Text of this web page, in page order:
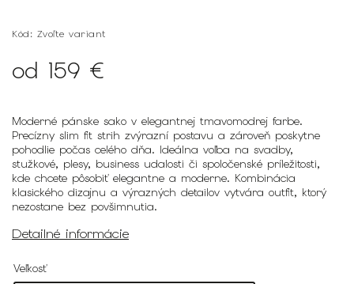
Kód: Zvoľte variant
od 159 €
Moderné pánske sako v elegantnej tmavomodrej farbe.
Precízny slim fit strih zvýrazní postavu a zároveň poskytne
pohodlie počas celého dňa. Ideálna voľba na svadby,
stužkové, plesy, business udalosti či spoločenské príležitosti,
kde chcete pôsobiť elegantne a moderne. Kombinácia
klasického dizajnu a výrazných detailov vytvára outfit, ktorý
nezostane bez povšimnutia.
Detailné informácie
Veľkosť